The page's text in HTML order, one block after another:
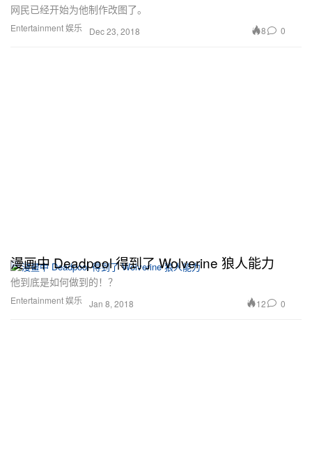
Entertainment 娱乐
网民已经开始为他制作改图了。
Dec 23, 2018 8 0
Entertainment 娱乐
漫画中 Deadpool 得到了 Wolverine 狼人能力
他到底是如何做到的！？
Jan 8, 2018 12 0